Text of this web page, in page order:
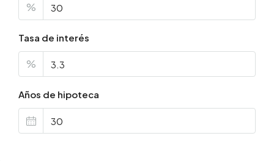
%
Tasa de interés
%
Años de hipoteca